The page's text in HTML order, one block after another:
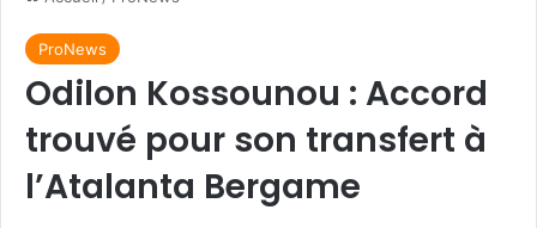
ProNews
Odilon Kossounou : Accord
trouvé pour son transfert à
l’Atalanta Bergame